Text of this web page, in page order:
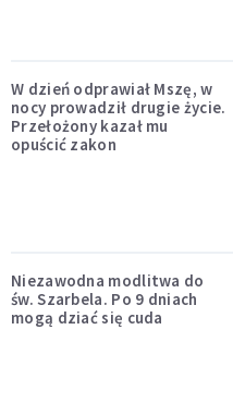
W dzień odprawiał Mszę, w
nocy prowadził drugie życie.
Przełożony kazał mu
opuścić zakon
Niezawodna modlitwa do
św. Szarbela. Po 9 dniach
mogą dziać się cuda